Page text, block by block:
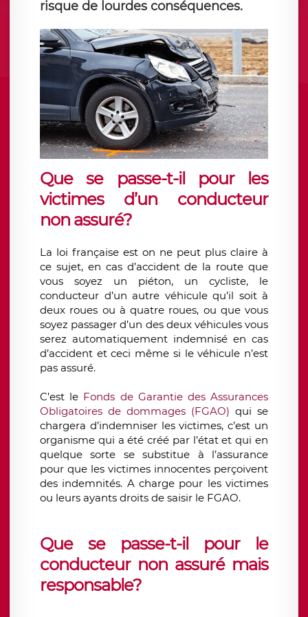
risque de lourdes conséquences.
Que se passe-t-il pour les
victimes d’un conducteur
non assuré?
La loi française est on ne peut plus claire à
ce sujet, en cas d’accident de la route que
vous soyez un piéton, un cycliste, le
conducteur d’un autre véhicule qu’il soit à
deux roues ou à quatre roues, ou que vous
soyez passager d’un des deux véhicules vous
serez automatiquement indemnisé en cas
d’accident et ceci même si le véhicule n’est
pas assuré.
C’est le Fonds de Garantie des Assurances
Obligatoires de dommages (FGAO) qui se
chargera d’indemniser les victimes, c’est un
organisme qui a été créé par l’état et qui en
quelque sorte se substitue à l’assurance
pour que les victimes innocentes perçoivent
des indemnités. A charge pour les victimes
ou leurs ayants droits de saisir le FGAO.
Que se passe-t-il pour le
conducteur non assuré mais
responsable?